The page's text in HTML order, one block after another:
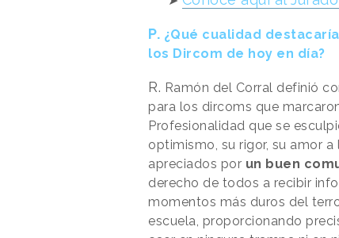
P. ¿Qué cualidad
los Dircom de hoy en día?
R. Ramón del Corral definió
para los dircoms que
Profesionalidad que se
optimismo, su rigor, su amor
apreciados por un buen
derecho de todos a recibir
momentos más duros del
escuela, proporcionando